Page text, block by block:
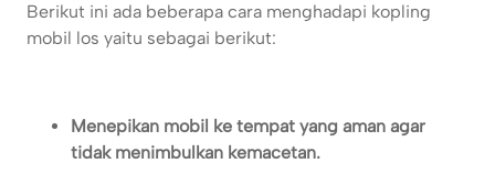
Berikut ini ada beberapa cara menghadapi kopling
mobil los yaitu sebagai berikut:
Menepikan mobil ke tempat yang aman agar
tidak menimbulkan kemacetan.